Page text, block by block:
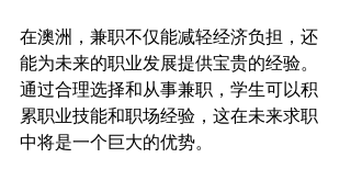
在澳洲，兼职不仅能减轻经济负担，还
能为未来的职业发展提供宝贵的经验。
通过合理选择和从事兼职，学生可以积
累职业技能和职场经验，这在未来求职
中将是一个巨大的优势。